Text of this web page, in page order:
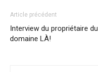
Article précédent
Interview du propriétaire du
domaine LÀ!